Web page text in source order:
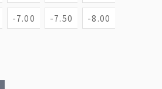
-7.00 -7.50 -8.00